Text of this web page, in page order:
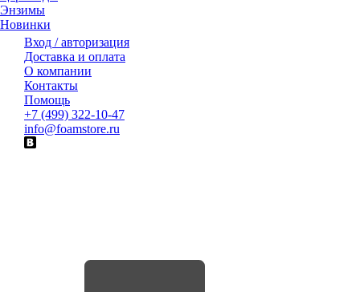
Энзимы
Новинки
Вход / авторизация
Доставка и оплата
О компании
Контакты
Помощь
+7 (499) 322-10-47
info@foamstore.ru